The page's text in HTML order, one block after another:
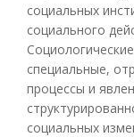
социальных
социального
специальные,
процессы и
социальных